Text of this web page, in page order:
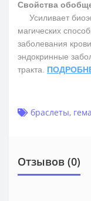
Свойства
Усиливает
магических
заболевания
эндокринные
тракта.
браслеты,
Отзывов (0)